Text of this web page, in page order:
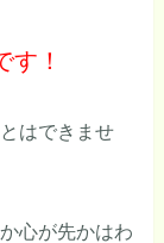
！
はできませ
心が先かはわ